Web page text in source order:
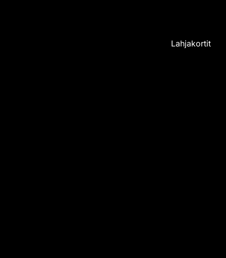
Lahjakortit